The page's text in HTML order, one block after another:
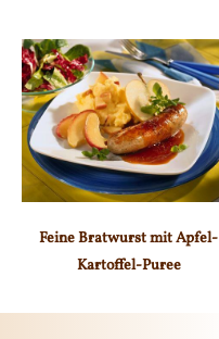
Feine Bratwurst mit Apfel-
Kartoffel-Puree